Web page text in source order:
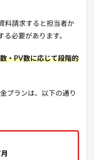
料請求すると担当者か
必要があります。
・PV数に応じて段階的
プランは、以下の通り